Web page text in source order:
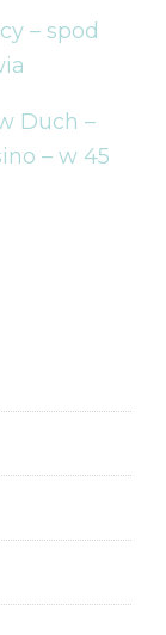
– spod
Duch –
– w 45